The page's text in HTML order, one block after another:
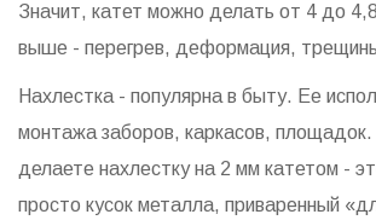
Значит, катет можно делать от 4 до
выше - перегрев, деформация,
Нахлестка - популярна в быту. Ее
монтажа заборов, каркасов,
делаете нахлестку на 2 мм катетом -
просто кусок металла, приваренный